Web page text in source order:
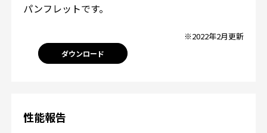
パンフレットです。
※2022年2月更新
ダウンロード
性能報告